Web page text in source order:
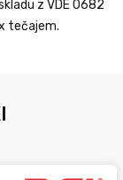
z VDE 0682
tečajem.